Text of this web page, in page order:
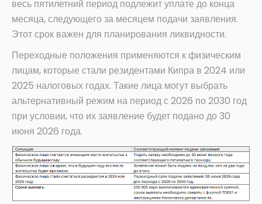
весь пятилетний период подлежит уплате до конца
месяца, следующего за месяцем подачи заявления.
Этот срок важен для планирования ликвидности.
Переходные положения применяются к физическим
лицам, которые стали резидентами Кипра в 2024 или
2025 налоговых годах. Такие лица могут выбрать
альтернативный режим на период с 2026 по 2030 год
при условии, что их заявление будет подано до 30
июня 2026 года.